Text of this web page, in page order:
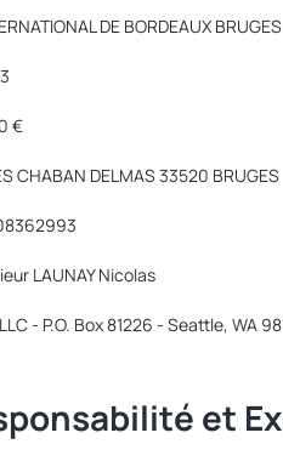
DE BORDEAUX BRUGES
€
CHABAN DELMAS 33520 BRUGES
LAUNAY Nicolas
- P.O. Box 81226 - Seattle, WA
et